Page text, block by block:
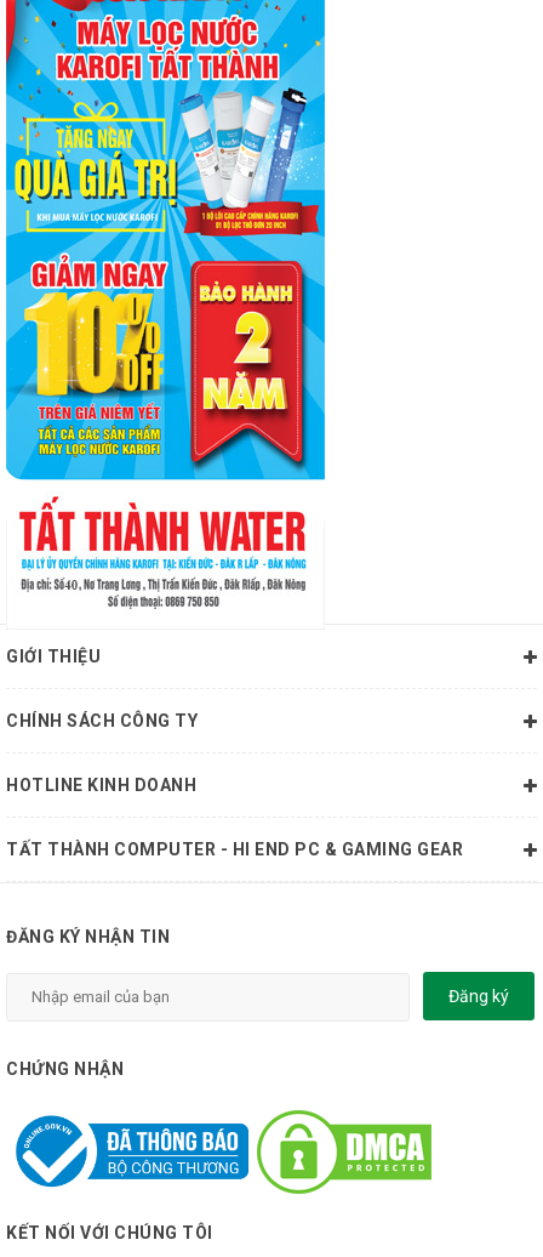
GIỚI THIỆU
CHÍNH SÁCH CÔNG TY
HOTLINE KINH DOANH
TẤT THÀNH COMPUTER - HI END PC & GAMING GEAR
ĐĂNG KÝ NHẬN TIN
Đăng ký
CHỨNG NHẬN
KẾT NỐI VỚI CHÚNG TÔI